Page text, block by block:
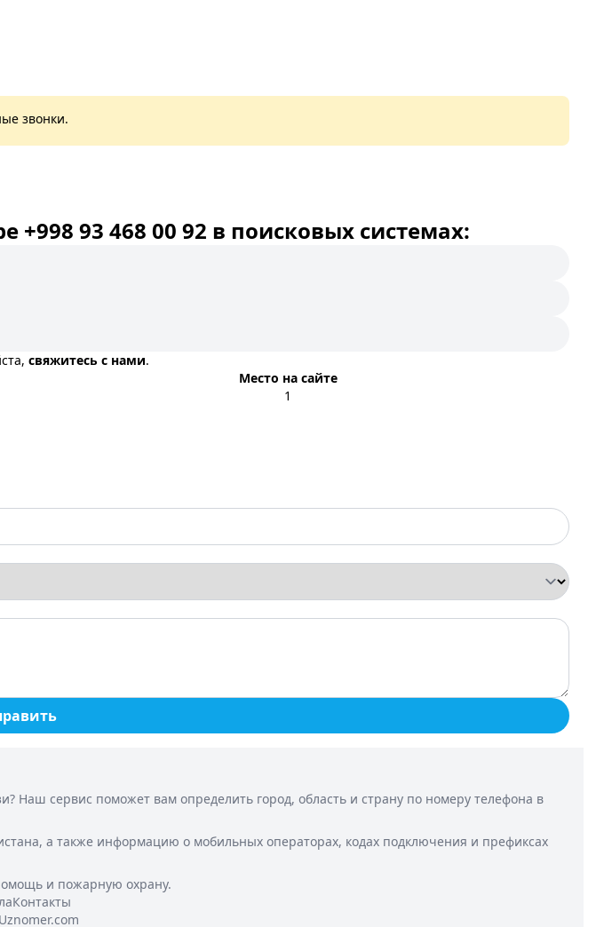
звонки.
93 468 00 92 в поисковых системах:
свяжитесь с нами.
Место на сайте
1
Наш сервис поможет вам определить город, область и страну по номеру телефона в
а также информацию о мобильных операторах, кодах подключения и префиксах
и пожарную охрану.
Контакты